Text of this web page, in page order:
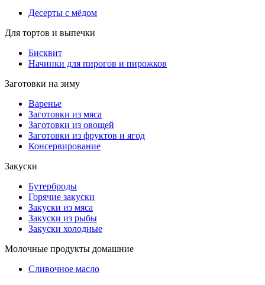
Десерты с мёдом
Для тортов и выпечки
Бисквит
Начинки для пирогов и пирожков
Заготовки на зиму
Варенье
Заготовки из мяса
Заготовки из овощей
Заготовки из фруктов и ягод
Консервирование
Закуски
Бутерброды
Горячие закуски
Закуски из мяса
Закуски из рыбы
Закуски холодные
Молочные продукты домашние
Сливочное масло